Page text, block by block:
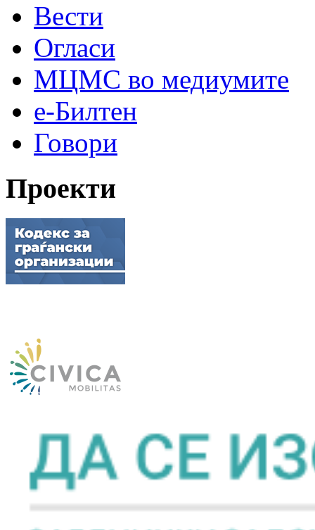
Вести
Огласи
МЦМС во медиумите
е-Билтен
Говори
Проекти